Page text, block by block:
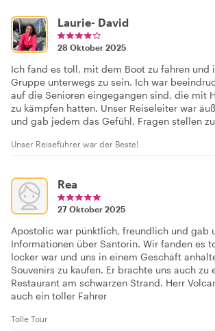
Laurie- David
28 Oktober 2025
Ich fand es toll, mit dem Boot zu fahren und
Gruppe unterwegs zu sein. Ich war
auf die Senioren eingegangen sind, die mit
zu kämpfen hatten. Unser Reiseleiter war
und gab jedem das Gefühl, Fragen stellen
Unser Reiseführer war der Beste!
Rea
27 Oktober 2025
Apostolic war pünktlich, freundlich und gab
Informationen über Santorin. Wir fanden es
locker war und uns in einem Geschäft
Souvenirs zu kaufen. Er brachte uns auch zu
Restaurant am schwarzen Strand. Herr
auch ein toller Fahrer
Tolle Tour